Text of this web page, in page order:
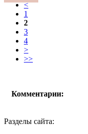
<
1
2
3
4
>
>>
Комментарии:
Разделы сайта: